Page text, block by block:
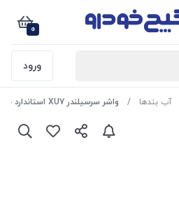
0
ورود
آب بندها واشر سرسیلندر XU7 استاندارد با پل تقویت شده فلزی پژو 405 479640 جی ای اس پی